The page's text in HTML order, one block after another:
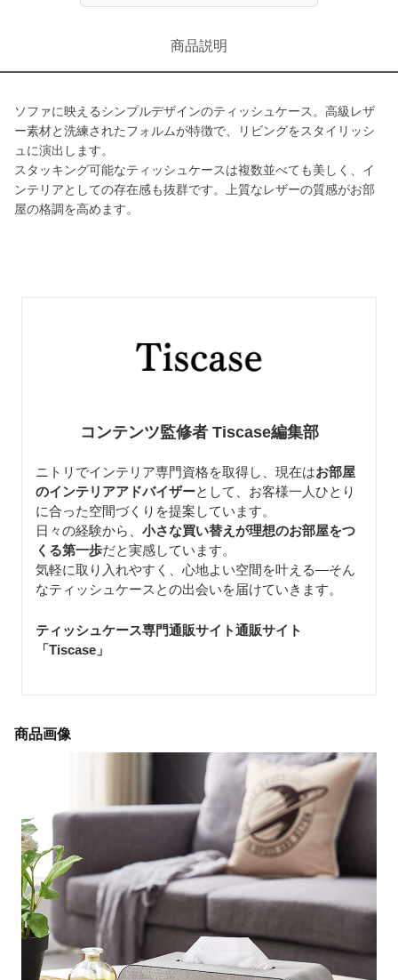
商品説明
ソファに映えるシンプルデザインのティッシュケース。高級レザ
ー素材と洗練されたフォルムが特徴で、リビングをスタイリッシ
ュに演出します。
スタッキング可能なティッシュケースは複数並べても美しく、イ
ンテリアとしての存在感も抜群です。上質なレザーの質感がお部
屋の格調を高めます。
コンテンツ監修者 Tiscase編集部
ニトリでインテリア専門資格を取得し、現在はお部屋
のインテリアアドバイザーとして、お客様一人ひとり
に合った空間づくりを提案しています。
日々の経験から、 小さな買い替えが理想のお部屋をつ
くる第一歩だと実感しています。
気軽に取り入れやすく、心地よい空間を叶える—そん
なティッシュケースとの出会いを届けていきます。
ティッシュケース専門通販サイト通販サイト
「Tiscase 」
商品画像